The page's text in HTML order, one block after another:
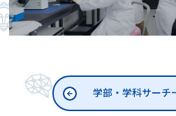
学部・学科サーチ